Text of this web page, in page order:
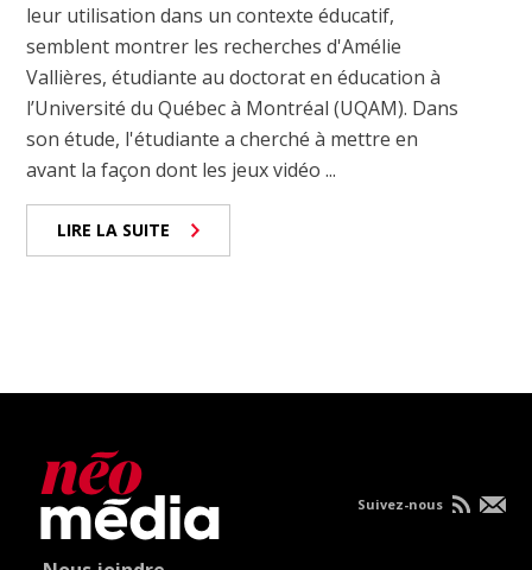
leur utilisation dans un contexte éducatif,
semblent montrer les recherches d'Amélie
Vallières, étudiante au doctorat en éducation à
l’Université du Québec à Montréal (UQAM). Dans
son étude, l'étudiante a cherché à mettre en
avant la façon dont les jeux vidéo ...
LIRE LA SUITE
Suivez-nous